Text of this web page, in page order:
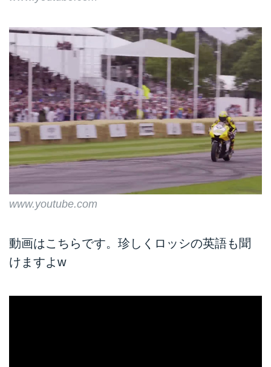
www.youtube.com
動画はこちらです。珍しくロッシの英語も聞
けますよw